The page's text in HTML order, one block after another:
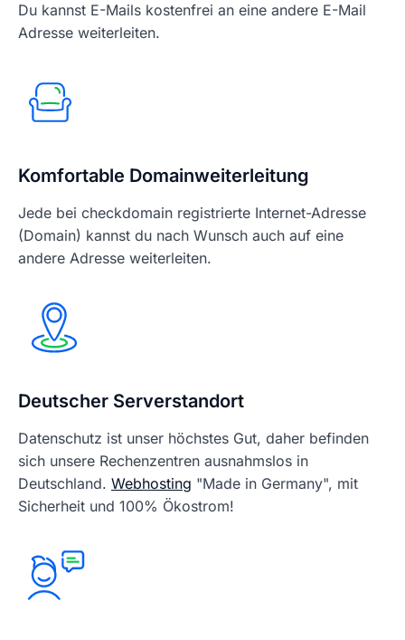
Du kannst E-Mails kostenfrei an eine andere E-Mail
Adresse weiterleiten.
Komfortable Domainweiterleitung
Jede bei checkdomain registrierte Internet-Adresse
(Domain) kannst du nach Wunsch auch auf eine
andere Adresse weiterleiten.
Deutscher Serverstandort
Datenschutz ist unser höchstes Gut, daher befinden
sich unsere Rechenzentren ausnahmslos in
Deutschland. Webhosting "Made in Germany", mit
Sicherheit und 100% Ökostrom!